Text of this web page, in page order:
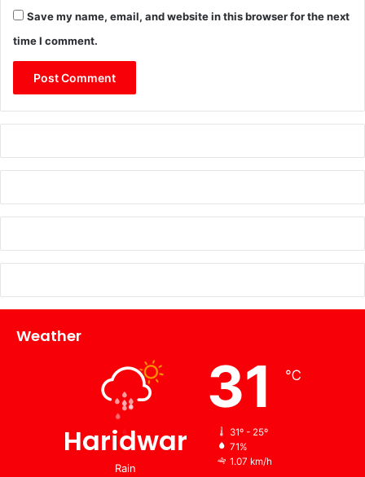
Save my name, email, and website in this browser for the next
time I comment.
Weather
Haridwar
Rain
31 ℃
31º - 25º
71%
1.07 km/h